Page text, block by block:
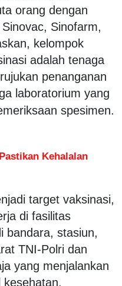
orang dengan
Sinofarm,
kelompok
adalah tenaga
penanganan
laboratorium yang
spesimen.
Kehalalan
target vaksinasi,
di fasilitas
bandara, stasiun,
TNI-Polri dan
yang menjalankan